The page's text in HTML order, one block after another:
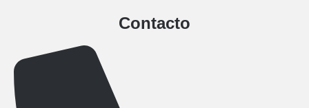
Contacto